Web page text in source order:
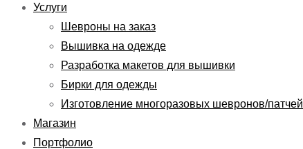
Услуги
Шевроны на заказ
Вышивка на одежде
Разработка макетов для вышивки
Бирки для одежды
Изготовление многоразовых шевронов/патчей
Магазин
Портфолио